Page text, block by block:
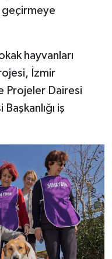
geçirmeye
hayvanları
İzmir
Projeler Dairesi
iş